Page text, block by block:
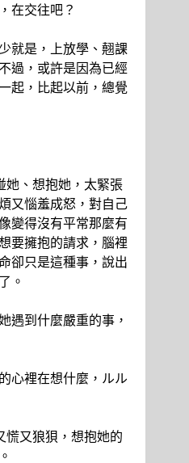
在交往吧？
就是，上放學、翹課
過，或許是因為已經
起，比起以前，總覺
、想抱她，太緊張
又惱羞成怒，對自己
變得沒有平常那麼有
要擁抱的請求，腦裡
卻只是這種事，說出
。
遇到什麼嚴重的事，
心裡在想什麼，ルル
又狼狽，想抱她的